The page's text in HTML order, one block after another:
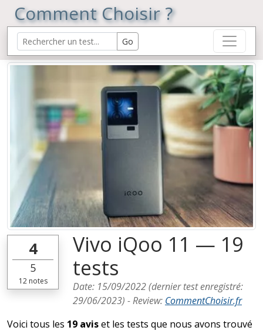
Comment Choisir ?
4
5
12notes
Vivo iQoo 11 — 19
tests
Date: 15/09/2022(dernier test enregistré:
29/06/2023) -Review: CommentChoisir.fr
Voici tous les 19 aviset les tests que nous avons trouvé